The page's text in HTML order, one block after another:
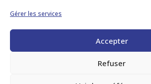
Gérer les services
Accepter
Refuser
Politique de
Contactez-nous